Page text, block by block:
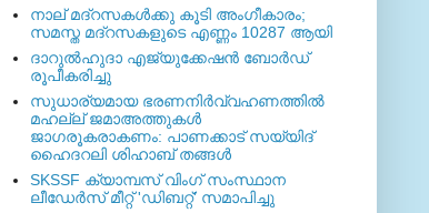
നാല് മദ്‌റസകള്‍ക്കു കൂടി അംഗീകാരം;
സമസ്ത മദ്‌റസകളുടെ എണ്ണം 10287 ആയി
ദാറുല്‍ഹുദാ എജ്യുക്കേഷന്‍ ബോര്‍ഡ്
രൂപീകരിച്ചു
സുധാര്യമായ ഭരണനിര്‍വ്വഹണത്തില്‍
മഹല്ല് ജമാഅത്തുകള്‍
ജാഗരൂകരാകണം: പാണക്കാട് സയ്യിദ്
ഹൈദറലി ശിഹാബ് തങ്ങള്‍
SKSSF ക്യാമ്പസ് വിംഗ് സംസ്ഥാന
ലീഡേർസ് മീറ്റ് 'ഡിബറ്റ്' സമാപിച്ചു